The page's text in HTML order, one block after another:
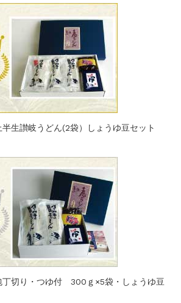
生讃岐うどん(2袋）しょうゆ豆セット
丁切り・つゆ付 300ｇ×5袋・しょうゆ豆